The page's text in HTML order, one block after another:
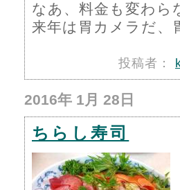
なあ、料金も変わら
来年は胃カメラだ、
投稿者：
2016年 1月 28日
ちらし寿司